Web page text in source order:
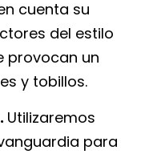
cuenta su
del estilo
provocan un
y tobillos.
Utilizaremos
para